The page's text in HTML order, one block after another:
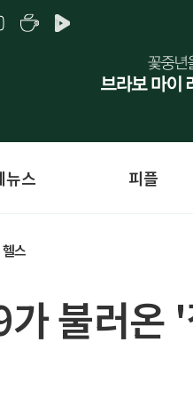
뉴스 피플
헬스
불러온